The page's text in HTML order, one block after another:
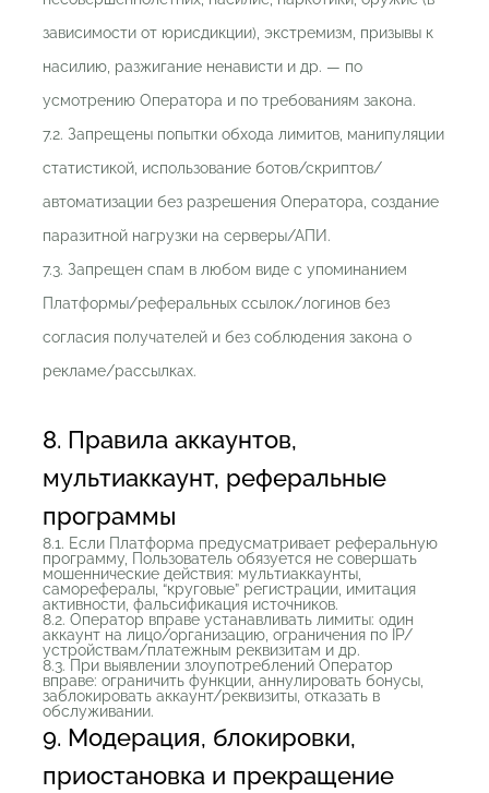
зависимости от юрисдикции), экстремизм, призывы к
насилию, разжигание ненависти и др. — по
усмотрению Оператора и по требованиям закона.
7.2. Запрещены попытки обхода лимитов, манипуляции
статистикой, использование ботов/скриптов/
автоматизации без разрешения Оператора, создание
паразитной нагрузки на серверы/АПИ.
7.3. Запрещен спам в любом виде с упоминанием
Платформы/реферальных ссылок/логинов без
согласия получателей и без соблюдения закона о
рекламе/рассылках.
8. Правила аккаунтов,
мультиаккаунт, реферальные
программы
8.1. Если Платформа предусматривает реферальную
программу, Пользователь обязуется не совершать
мошеннические действия: мультиаккаунты,
саморефералы, “круговые” регистрации, имитация
активности, фальсификация источников.
8.2. Оператор вправе устанавливать лимиты: один
аккаунт на лицо/организацию, ограничения по IP/
устройствам/платежным реквизитам и др.
8.3. При выявлении злоупотреблений Оператор
вправе: ограничить функции, аннулировать бонусы,
заблокировать аккаунт/реквизиты, отказать в
обслуживании.
9. Модерация, блокировки,
приостановка и прекращение